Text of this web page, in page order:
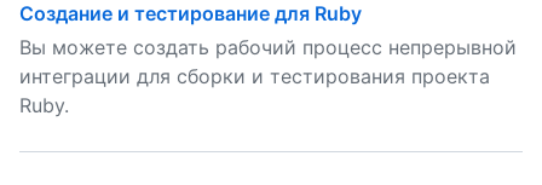
Создание и тестирование для Ruby
Вы можете создать рабочий процесс непрерывной
интеграции для сборки и тестирования проекта
Ruby.